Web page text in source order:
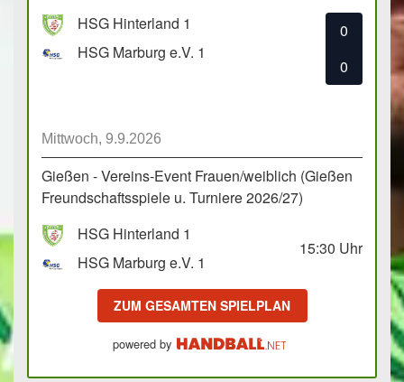
HSG Hinterland 1
HSG Marburg e.V. 1
0
0
Mittwoch, 9.9.2026
Gießen - Vereins-Event Frauen/weiblich (Gießen
Freundschaftsspiele u. Turniere 2026/27)
HSG Hinterland 1
HSG Marburg e.V. 1
15:30 Uhr
ZUM GESAMTEN SPIELPLAN
powered by